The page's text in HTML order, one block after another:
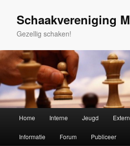
primaire
Schaakvereniging
Gezellig schaken!
Home Interne Jeugd
Informatie Forum Publiceer